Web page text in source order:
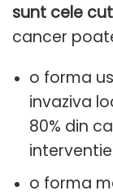
sunt cele
cancer
o forma
invaziva
80% din
o forma